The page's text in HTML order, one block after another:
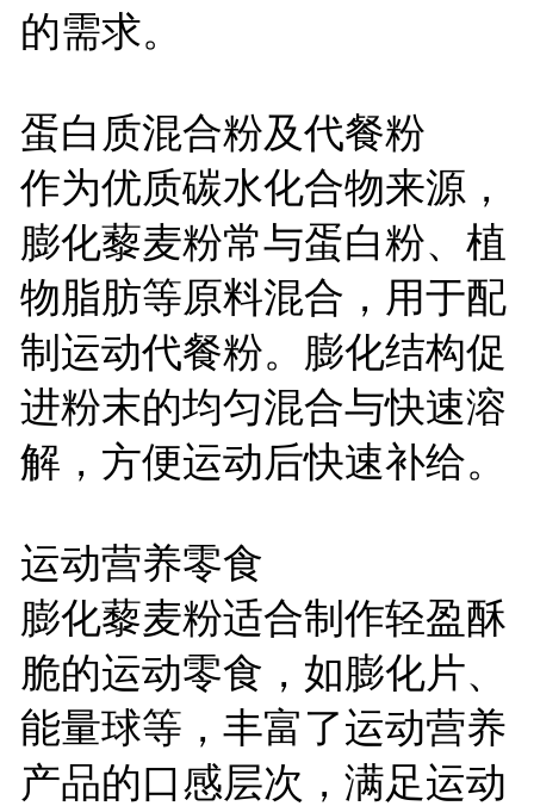
的需求。
蛋白质混合粉及代餐粉
作为优质碳水化合物来源，
膨化藜麦粉常与蛋白粉、植
物脂肪等原料混合，用于配
制运动代餐粉。膨化结构促
进粉末的均匀混合与快速溶
解，方便运动后快速补给。
运动营养零食
膨化藜麦粉适合制作轻盈酥
脆的运动零食，如膨化片、
能量球等，丰富了运动营养
产品的口感层次，满足运动